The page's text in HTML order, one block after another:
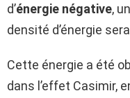
d’énergie négative,
densité d’énergie
Cette énergie a été
dans l’effet Casimir,